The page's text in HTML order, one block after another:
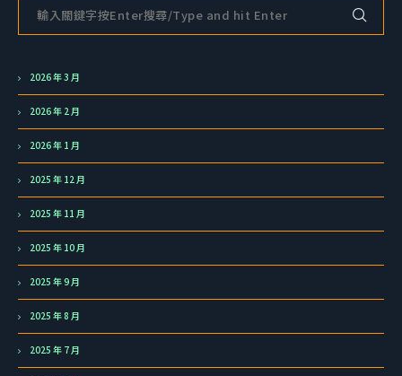
2026 年 3 月
2026 年 2 月
2026 年 1 月
2025 年 12 月
2025 年 11 月
2025 年 10 月
2025 年 9 月
2025 年 8 月
2025 年 7 月